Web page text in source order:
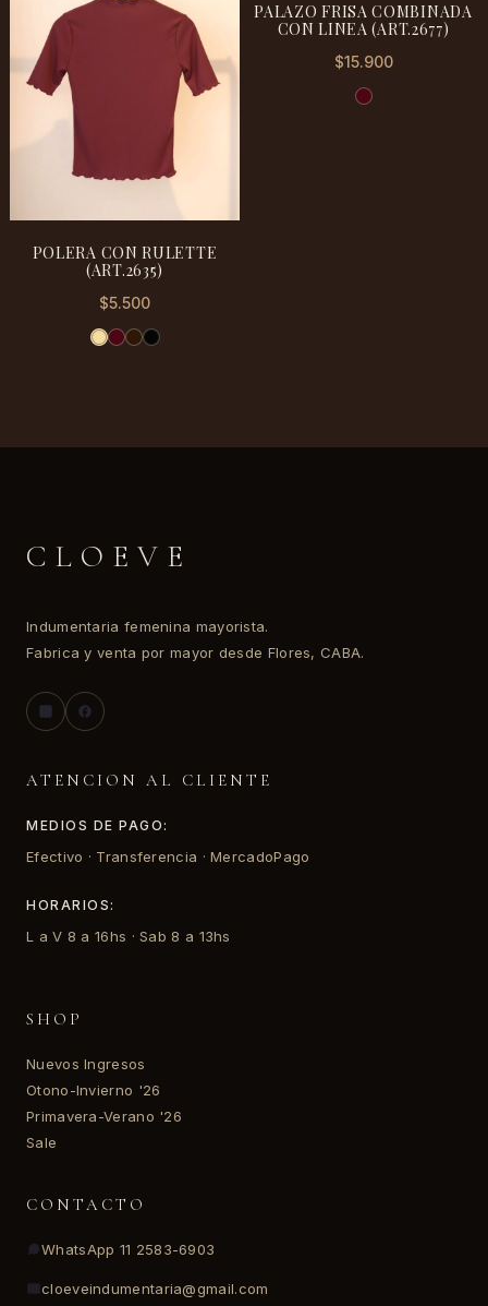
POLERA CON RULETTE
(ART.2635)
$5.500
PALAZO FRISA COMBINADA
CON LINEA (ART.2677)
$15.900
CLOEVE
Indumentaria femenina mayorista.
Fabrica y venta por mayor desde Flores, CABA.
ATENCION AL CLIENTE
MEDIOS DE PAGO:
Efectivo · Transferencia · MercadoPago
HORARIOS:
L a V 8 a 16hs · Sab 8 a 13hs
SHOP
Nuevos Ingresos
Otono-Invierno '26
Primavera-Verano '26
Sale
CONTACTO
WhatsApp 11 2583-6903
cloeveindumentaria@gmail.com